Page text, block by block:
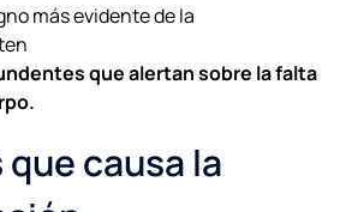
más evidente de la
que alertan sobre la falta
causa la